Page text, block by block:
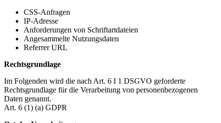
CSS-Anfragen
IP-Adresse
Anforderungen von Schriftartdateien
Angesammelte Nutzungsdaten
Referrer URL
Rechtsgrundlage
Im Folgenden wird die nach Art. 6 I 1 DSGVO geforderte
Rechtsgrundlage für die Verarbeitung von personenbezogenen
Daten genannt.
Art. 6 (1) (a) GDPR